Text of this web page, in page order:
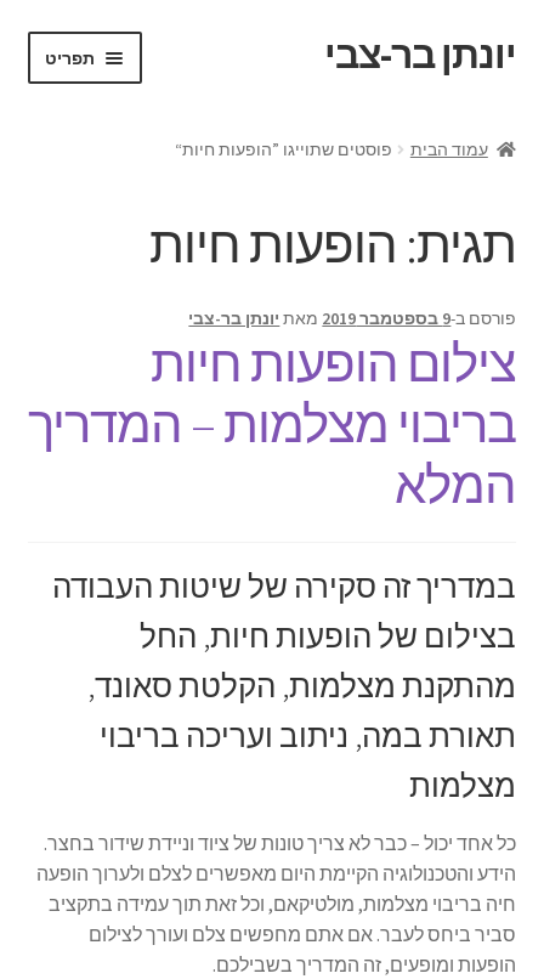
דלג
לניווט
לדלג
לתוכן
יונתן בר-צבי תפריט
Request a Quote
VR test
אודות
בלוג ומדריכים
החשבון שלי
הליכון ירוק מתקפל לצילומים להשכרה יומית
הסכם השכרה
הצהרת נגישות
מכשיר טלפרומפטר להשכרה
עמוד הבית פוסטים שתוייגו ”הופעות חיות“
תגית: הופעות חיות
פורסם ב-9 בספטמבר 2019 מאת יונתן בר-צבי
צילום הופעות חיות
בריבוי מצלמות – המדריך
המלא
במדריך זה סקירה של שיטות העבודה
בצילום של הופעות חיות, החל
מהתקנת מצלמות, הקלטת סאונד,
תאורת במה, ניתוב ועריכה בריבוי
מצלמות
כל אחד יכול – כבר לא צריך טונות של ציוד וניידת שידור בחצר.
הידע והטכנולוגיה הקיימת היום מאפשרים לצלם ולערוך הופעה
חיה בריבוי מצלמות, מולטיקאם, וכל זאת תוך עמידה בתקציב
סביר ביחס לעבר. אם אתם מחפשים צלם ועורך לצילום
הופעות ומופעים, זה המדריך בשבילכם.